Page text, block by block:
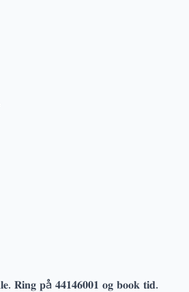
𝐑𝐢𝐧𝐠 𝐩å 𝟒𝟒𝟏𝟒𝟔𝟎𝟎𝟏 𝐨𝐠 𝐛𝐨𝐨𝐤 𝐭𝐢𝐝.